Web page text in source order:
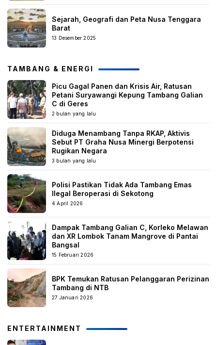
Sejarah, Geografi dan Peta Nusa Tenggara
Barat
13 Desember 2025
TAMBANG & ENERGI
Picu Gagal Panen dan Krisis Air, Ratusan
Petani Suryawangi Kepung Tambang Galian
C di Geres
2 bulan yang lalu
Diduga Menambang Tanpa RKAP, Aktivis
Sebut PT Graha Nusa Minergi Berpotensi
Rugikan Negara
3 bulan yang lalu
Polisi Pastikan Tidak Ada Tambang Emas
Ilegal Beroperasi di Sekotong
4 April 2026
Dampak Tambang Galian C, Korleko Melawan
dan XR Lombok Tanam Mangrove di Pantai
Bangsal
15 Februari 2026
BPK Temukan Ratusan Pelanggaran Perizinan
Tambang di NTB
27 Januari 2026
ENTERTAINMENT